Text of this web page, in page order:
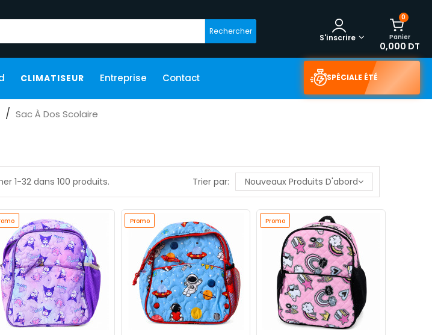
Rechercher
0
Panier
0,000 DT
S'inscrire
CLIMATISEUR Entreprise Contact SPÉCIALE ÉTÉ
Sac À Dos Scolaire
1-32 dans 100 produits. Trier par: Nouveaux Produits D'abord
Promo Promo